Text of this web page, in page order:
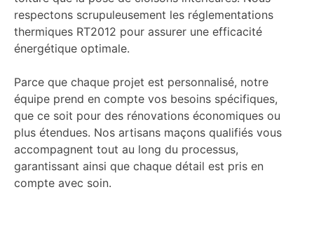
respectons scrupuleusement les réglementations
thermiques RT2012 pour assurer une efficacité
énergétique optimale.
Parce que chaque projet est personnalisé, notre
équipe prend en compte vos besoins spécifiques,
que ce soit pour des rénovations économiques ou
plus étendues. Nos artisans maçons qualifiés vous
accompagnent tout au long du processus,
garantissant ainsi que chaque détail est pris en
compte avec soin.